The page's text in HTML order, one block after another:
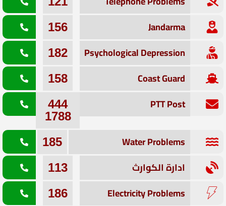
Jandarma
156
Psychological Depression
182
Coast Guard
158
PTT Post
444
1788
Water Problems
185
ادارة الكوارث 113
Electricity Problems
186